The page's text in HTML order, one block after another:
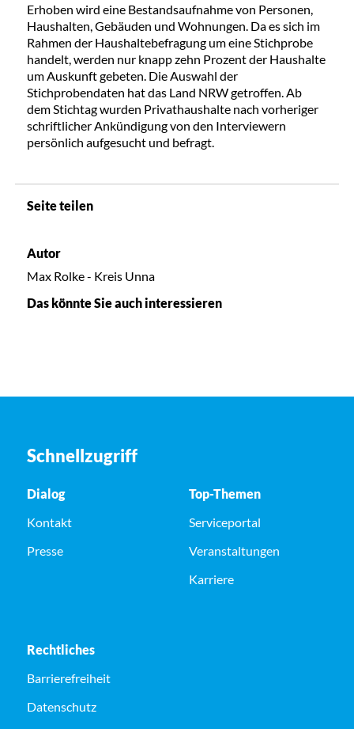
Erhoben wird eine Bestandsaufnahme von Personen,
Haushalten, Gebäuden und Wohnungen. Da es sich im
Rahmen der Haushaltebefragung um eine Stichprobe
handelt, werden nur knapp zehn Prozent der Haushalte
um Auskunft gebeten. Die Auswahl der
Stichprobendaten hat das Land NRW getroffen. Ab
dem Stichtag wurden Privathaushalte nach vorheriger
schriftlicher Ankündigung von den Interviewern
persönlich aufgesucht und befragt.
Seite teilen
Autor
Max Rolke - Kreis Unna
Das könnte Sie auch interessieren
Schnellzugriff
Dialog
Kontakt
Presse
Top-Themen
Serviceportal
Veranstaltungen
Karriere
Rechtliches
Barrierefreiheit
Datenschutz